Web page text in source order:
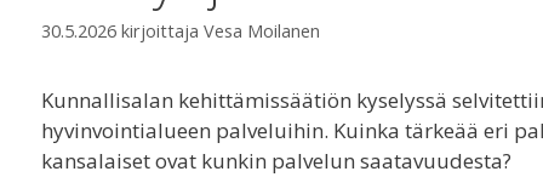
30.5.2026 kirjoittaja Vesa Moilanen
Kunnallisalan kehittämissäätiön kyselyssä
hyvinvointialueen palveluihin. Kuinka tärkeää eri
kansalaiset ovat kunkin palvelun saatavuudesta?